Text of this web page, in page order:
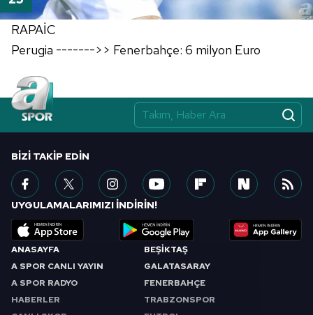
RAPAİC
Perugia ------->> Fenerbahçe: 6 milyon Euro
ANASAYFA
A SPOR CANLI YAYIN
A SPOR RADYO
HABERLER
BEŞİKTAŞ
GALATASARAY
FENERBAHÇE
TRABZONSPOR
BIZI TAKIP EDIN
UYGULAMALARIMIZI İNDİRİN!